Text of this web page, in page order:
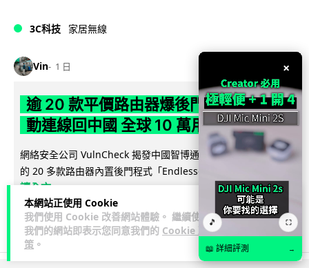
本網站正使用 Cookie
我們使用 Cookie 改善網站體驗。 繼續使用
我們的網站即表示您同意我們的 Cookie 政
策 。
3C科技 家居無線
Vin 1 日
逾 20 款平價路由器爆後門 每 35 秒自
動連線回中國 全球 10 萬用家私隱堪憂
網絡安全公司 VulnCheck 揭發中國智博通電子（Zbtlink）生產
的 20 多款路由器內置後門程式「Endlessdoors」（無盡...
讀全文
964 221 ↗ 分享
×
🎵 ⛶
📖 詳細評測 →